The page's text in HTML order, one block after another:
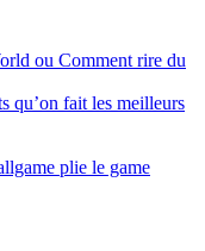
ou Comment rire du
qu’on fait les meilleurs
plie le game